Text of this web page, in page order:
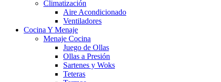
Climatización
Aire Acondicionado
Ventiladores
Cocina Y Menaje
Menaje Cocina
Juego de Ollas
Ollas a Presión
Sartenes y Woks
Teteras